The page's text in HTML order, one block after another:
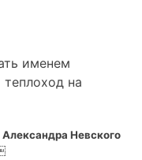
именем
на
Невского